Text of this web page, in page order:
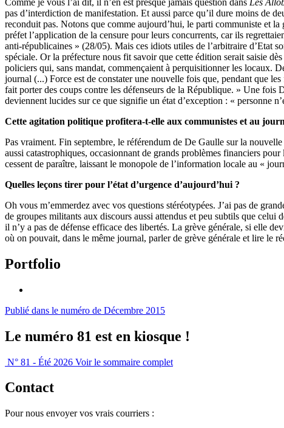
pas d’interdiction de manifestation. Et aussi parce qu’il dure moins de
reconduit pas. Notons que comme aujourd’hui, le parti communiste et
préfet l’application de la censure pour leurs concurrents, car ils
anti-républicaines » (28/05). Mais ces idiots utiles de l’arbitraire d’Etat
spéciale. Or la préfecture nous fit savoir que cette édition serait saisie
policiers qui, sans mandat, commençaient à perquisitionner les locaux.
journal (...) Force est de constater une nouvelle fois que, pendant que
fait porter des coups contre les défenseurs de la République. » Une
deviennent lucides sur ce que signifie un état d’exception : « personne
Cette agitation politique profitera-t-elle aux communistes et au
Pas vraiment. Fin septembre, le référendum de De Gaulle sur la
aussi catastrophiques, occasionnant de grands problèmes financiers
cessent de paraître, laissant le monopole de l’information locale au «
Quelles leçons tirer pour l’état d’urgence d’aujourd’hui ?
Oh vous m’emmerdez avec vos questions stéréotypées. J’ai pas de
de groupes militants aux discours aussi attendus et peu subtils que celui
il n’y a pas de défense efficace des libertés. La grève générale, si elle
où on pouvait, dans le même journal, parler de grève générale et lire le
Portfolio
Publié dans le numéro de Décembre 2015
Le numéro 81 est en kiosque !
N° 81 - Été 2026 Voir le sommaire complet
Contact
Pour nous envoyer vos vrais courriers :